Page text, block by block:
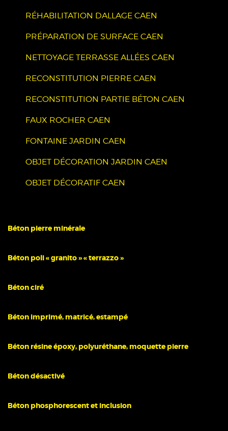
RÉHABILITATION DALLAGE CAEN
PRÉPARATION DE SURFACE CAEN
NETTOYAGE TERRASSE ALLÉES CAEN
RECONSTITUTION PIERRE CAEN
RECONSTITUTION PARTIE BÉTON CAEN
FAUX ROCHER CAEN
FONTAINE JARDIN CAEN
OBJET DÉCORATION JARDIN CAEN
OBJET DÉCORATIF CAEN
Béton pierre minérale
Béton poli « granito » « terrazzo »
Béton ciré
Béton imprimé, matricé, estampé
Béton résine époxy, polyuréthane, moquette pierre
Béton désactivé
Béton phosphorescent et inclusion